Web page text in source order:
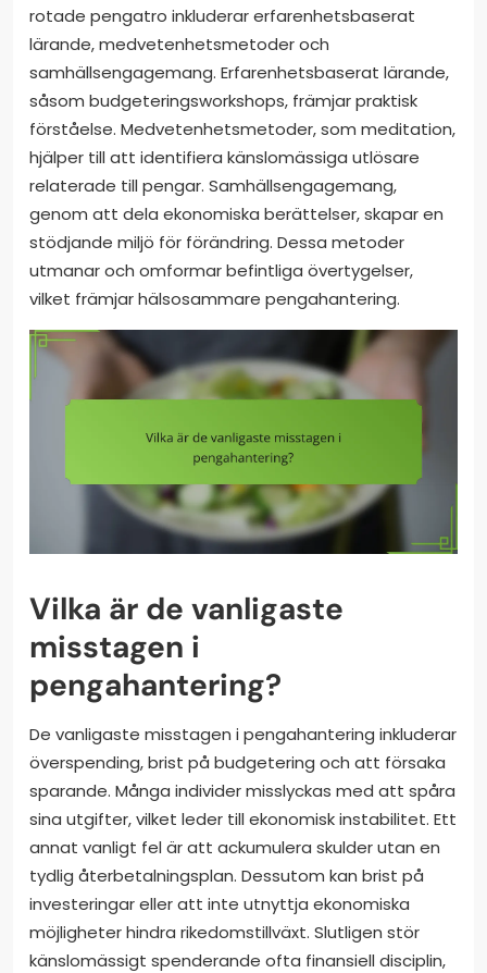
rotade pengatro inkluderar erfarenhetsbaserat
lärande, medvetenhetsmetoder och
samhällsengagemang. Erfarenhetsbaserat lärande,
såsom budgeteringsworkshops, främjar praktisk
förståelse. Medvetenhetsmetoder, som meditation,
hjälper till att identifiera känslomässiga utlösare
relaterade till pengar. Samhällsengagemang,
genom att dela ekonomiska berättelser, skapar en
stödjande miljö för förändring. Dessa metoder
utmanar och omformar befintliga övertygelser,
vilket främjar hälsosammare pengahantering.
Vilka är de vanligaste
misstagen i
pengahantering?
De vanligaste misstagen i pengahantering inkluderar
överspending, brist på budgetering och att försaka
sparande. Många individer misslyckas med att spåra
sina utgifter, vilket leder till ekonomisk instabilitet. Ett
annat vanligt fel är att ackumulera skulder utan en
tydlig återbetalningsplan. Dessutom kan brist på
investeringar eller att inte utnyttja ekonomiska
möjligheter hindra rikedomstillväxt. Slutligen stör
känslomässigt spenderande ofta finansiell disciplin,